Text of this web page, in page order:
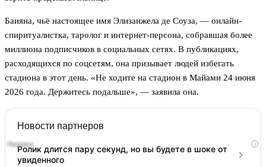
Баияна, чьё настоящее имя Элизанжела де Соуза, — онлайн-
спиритуалистка, таролог и интернет-персона, собравшая более
миллиона подписчиков в социальных сетях. В публикациях,
расходящихся по соцсетям, она призывает людей избегать
стадиона в этот день. «Не ходите на стадион в Майами 24 июня
2026 года. Держитесь подальше», — заявила она.
Новости партнеров
i
Ролик длится пару секунд, но вы будете в шоке от
увиденного